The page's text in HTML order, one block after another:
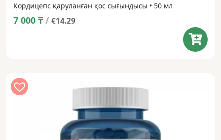
Кордицепс қаруланған қос сығындысы • 50 мл
7 000 ₸ / €14.29